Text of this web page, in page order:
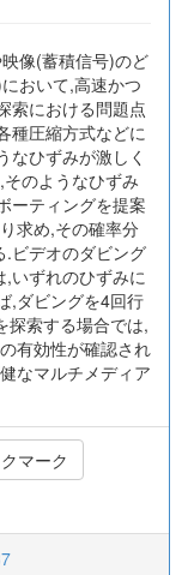
像(蓄積信号)のど
おいて,高速かつ
索における問題点
種圧縮方式などに
なひずみが激しく
のようなひずみ
ーティングを提案
求め,その確率分
.ビデオのダビング
いずれのひずみに
,ダビングを4回行
探索する場合では,
有効性が確認され
なマルチメディア
マーク